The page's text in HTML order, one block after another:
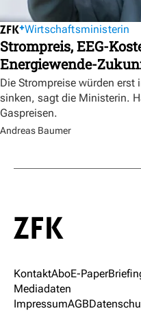
Wirtschaftsministerin
Strompreis, EEG-
Energiewende-
Die Strompreise würden
sinken, sagt die Ministerin.
Gaspreisen.
Andreas Baumer
KontaktAboE-Paper
Mediadaten
ImpressumAGB